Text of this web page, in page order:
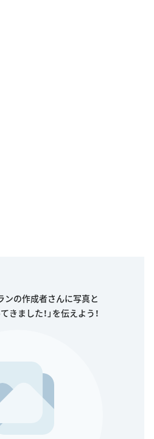
ンの作成者さんに写真と
きました！」を伝えよう！